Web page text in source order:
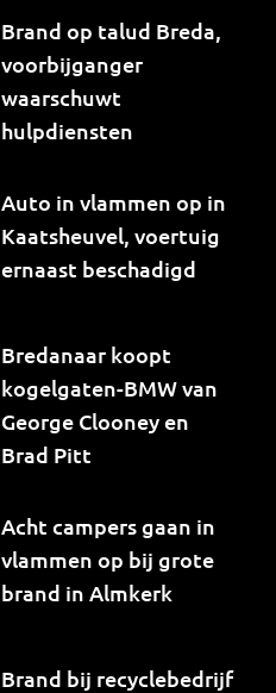
Brand op talud Breda,
voorbijganger
waarschuwt
hulpdiensten
Auto in vlammen op in
Kaatsheuvel, voertuig
ernaast beschadigd
Bredanaar koopt
kogelgaten-BMW van
George Clooney en
Brad Pitt
Acht campers gaan in
vlammen op bij grote
brand in Almkerk
Brand bij recyclebedrijf